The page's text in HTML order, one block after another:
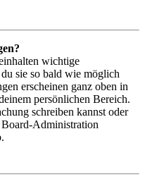
wichtige
sie so bald wie möglich
erscheinen ganz oben in
persönlichen Bereich.
schreiben kannst oder
Administration